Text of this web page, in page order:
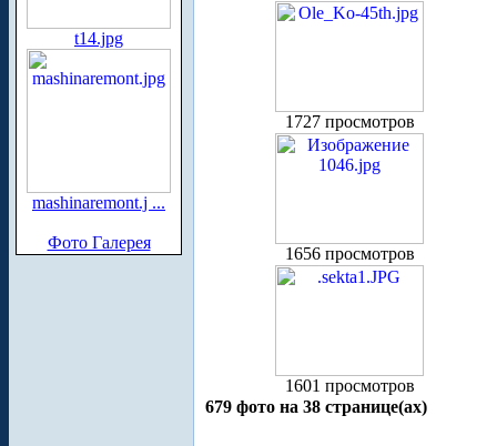
t14.jpg
mashinaremont.j ...
Фото Галерея
1727 просмотров
1656 просмотров
1601 просмотров
679 фото на 38 странице(ах)